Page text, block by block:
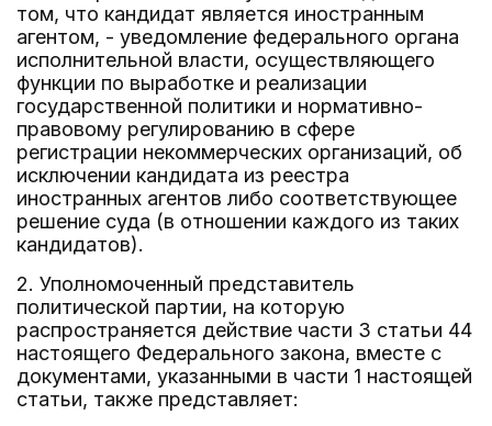
том, что кандидат является иностранным
агентом, - уведомление федерального органа
исполнительной власти, осуществляющего
функции по выработке и реализации
государственной политики и нормативно-
правовому регулированию в сфере
регистрации некоммерческих организаций, об
исключении кандидата из реестра
иностранных агентов либо соответствующее
решение суда (в отношении каждого из таких
кандидатов).
2. Уполномоченный представитель
политической партии, на которую
распространяется действие части 3 статьи 44
настоящего Федерального закона, вместе с
документами, указанными в части 1 настоящей
статьи, также представляет: